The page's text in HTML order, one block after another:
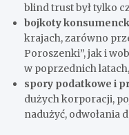
blind trust był tylko
bojkoty
krajach, zarówno
Poroszenki”, jak i
w poprzednich latach,
spory podatkowe i
dużych korporacji,
nadużyć, odwołania